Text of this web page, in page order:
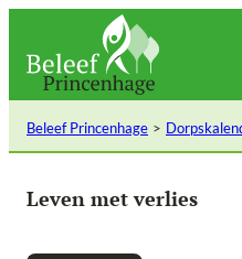
inhoud
Beleef Princenhage
Leven met verlies